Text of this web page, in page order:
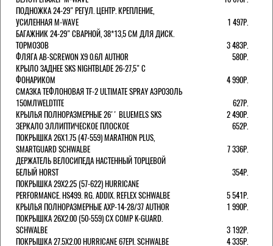
ПОДНОЖКА 24-29" РЕГУЛ. ЦЕНТР. КРЕПЛЕНИЕ,
УСИЛЕННАЯ M-WAVE
1 497Р.
БАГАЖНИК 24-29" СВАРНОЙ, 38*13,5 СМ ДЛЯ ДИСК.
ТОРМОЗОВ
3 483Р.
ФЛЯГА AB-SCREWON X9 0.6Л AUTHOR
580Р.
КРЫЛО ЗАДНЕЕ SKS NIGHTBLADE 26-27,5" С
ФОНАРИКОМ
4 990Р.
СМАЗКА ТЕФЛОНОВАЯ TF-2 ULTIMATE SPRAY АЭРОЗОЛЬ
150МЛWELDTITE
627Р.
КРЫЛЬЯ ПОЛНОРАЗМЕРНЫЕ 26'' BLUEMELS SKS
2 490Р.
ЗЕРКАЛО ЭЛЛИПТИЧЕСКОЕ ПЛОСКОЕ
652Р.
ПОКРЫШКА 26X1.75 (47-559) MARATHON PLUS,
SMARTGUARD SCHWALBE
7 336Р.
ДЕРЖАТЕЛЬ ВЕЛОCИПЕДА НАСТЕННЫЙ ТОРЦЕВОЙ
БЕЛЫЙ HORST
354Р.
ПОКРЫШКА 29X2.25 (57-622) HURRICANE
PERFORMANCE. HS499. RG. ADDIX. REFLEX SCHWALBE
5 541Р.
КРЫЛЬЯ ПОЛНОРАЗМЕРНЫЕ AXP-14-28/37 AUTHOR
1 990Р.
ПОКРЫШКА 26X2.00 (50-559) CX COMP K-GUARD.
SCHWALBE
3 192Р.
ПОКРЫШКА 27.5X2.00 HURRICANE 67EPI. SCHWALBE
4 335Р.